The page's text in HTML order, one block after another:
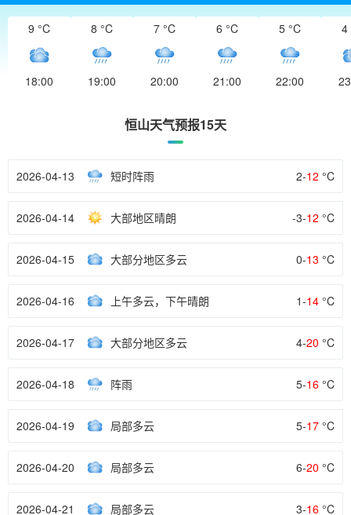
9 °C
18:00
8 °C
19:00
7 °C
20:00
6 °C
21:00
5 °C
22:00
4
恒山天气预报15天
2026-04-13 短时阵雨 2-12 °C
2026-04-14 大部地区晴朗 -3-12 °C
2026-04-15 大部分地区多云 0-13 °C
2026-04-16 上午多云，下午晴朗 1-14 °C
2026-04-17 大部分地区多云 4-20 °C
2026-04-18 阵雨 5-16 °C
2026-04-19 局部多云 5-17 °C
2026-04-20 局部多云 6-20 °C
2026-04-21 局部多云 3-16 °C